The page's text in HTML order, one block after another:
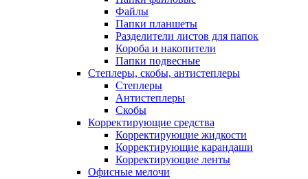
Файлы
Папки планшеты
Разделители листов для папок
Короба и накопители
Папки подвесные
Степлеры, скобы, антистеплеры
Степлеры
Антистеплеры
Скобы
Корректирующие средства
Корректирующие жидкости
Корректирующие карандаши
Корректирующие ленты
Офисные мелочи